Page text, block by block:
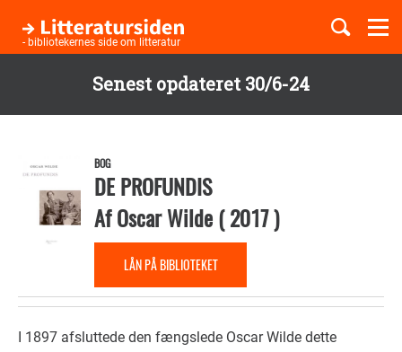
Senest opdateret 30/6-24
- bibliotekernes side om litteratur
Børnebøger
Temaer
BOG
DE PROFUNDIS
AfOscar Wilde(2017)
LÅN PÅ BIBLIOTEKET
I 1897 afsluttede den fængslede Oscar Wilde dette